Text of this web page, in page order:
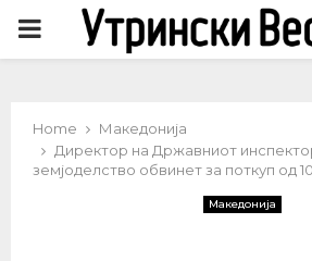
PRIMARY
Home
Македонија
Директор на Државниот
земјоделство обвинет за поткуп од
Македонија